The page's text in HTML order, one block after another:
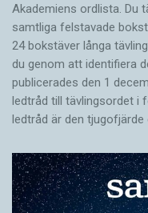
Akademiens ordlista. Du
samtliga felstavade
24 bokstäver långa
du genom att identifiera
publicerades den 1
ledtråd till tävlingsordet i
ledtråd är den